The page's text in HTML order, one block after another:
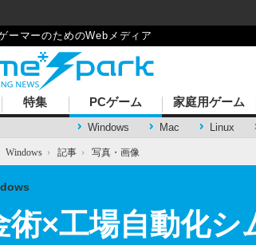
ーマーのためのWebメディア
特集 PCゲーム
Windows Mac Linux
家庭用ゲーム
Windows › 記事 › 写真・画像
術×工場自動化